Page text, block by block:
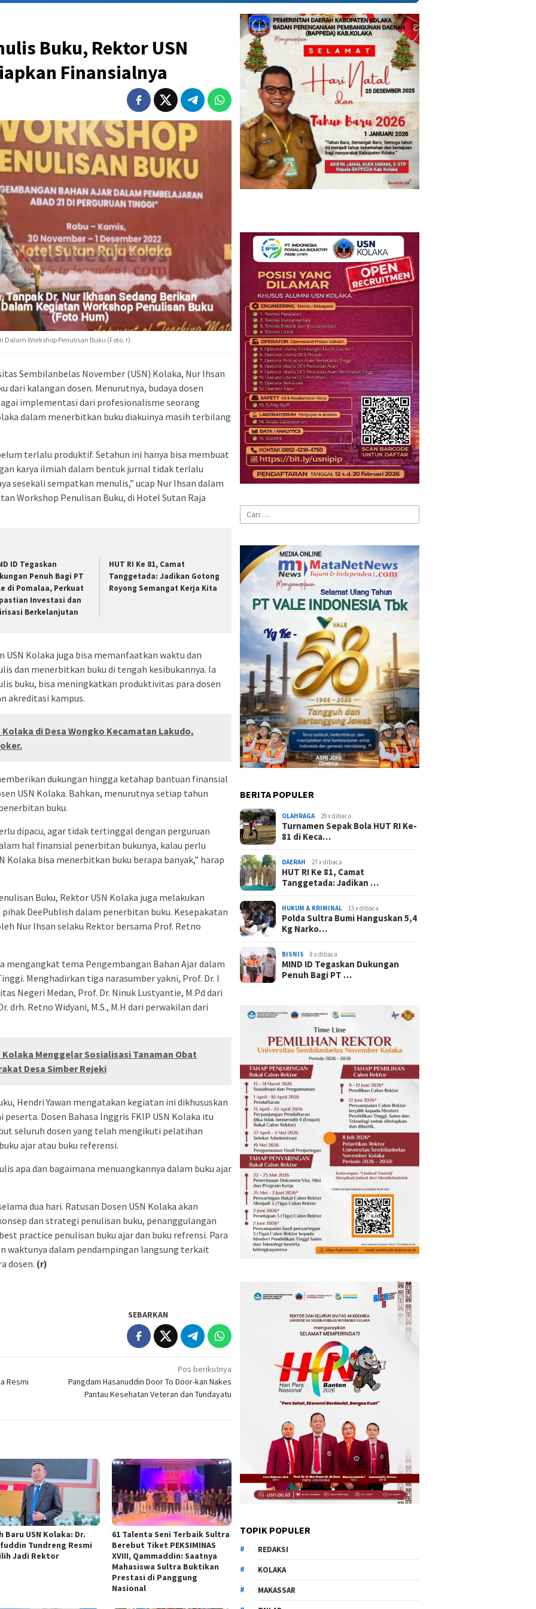
Buku, Rektor USN
Finansialnya
Workshop Penulisan Buku (Foto. r)
Sembilanbelas November (USN) Kolaka, Nur Ihsan
dari kalangan dosen. Menurutnya, budaya dosen
implementasi dari profesionalisme seorang
dalam menerbitkan buku diakuinya masih terbilang
terlalu produktif. Setahun ini hanya bisa membuat
karya ilmiah dalam bentuk jurnal tidak terlalu
sesekali sempatkan menulis,” ucap Nur Ihsan dalam
Workshop Penulisan Buku, di Hotel Sutan Raja
ID Tegaskan
Penuh Bagi PT
di Pomalaa, Perkuat
Investasi dan
Berkelanjutan
HUT RI Ke 81, Camat
Tanggetada: Jadikan Gotong
Royong Semangat Kerja Kita
USN Kolaka juga bisa memanfaatkan waktu dan
dan menerbitkan buku di tengah kesibukannya. Ia
buku, bisa meningkatkan produktivitas para dosen
akreditasi kampus.
Kolaka di Desa Wongko Kecamatan Lakudo,
dukungan hingga ketahap bantuan finansial
USN Kolaka. Bahkan, menurutnya setiap tahun
buku.
dipacu, agar tidak tertinggal dengan perguruan
hal finansial penerbitan bukunya, kalau perlu
Kolaka bisa menerbitkan buku berapa banyak,” harap
Buku, Rektor USN Kolaka juga melakukan
DeePublish dalam penerbitan buku. Kesepakatan
Nur Ihsan selaku Rektor bersama Prof. Retno
mengangkat tema Pengembangan Bahan Ajar dalam
Menghadirkan tiga narasumber yakni, Prof. Dr. I
Negeri Medan, Prof. Dr. Ninuk Lustyantie, M.Pd dari
drh. Retno Widyani, M.S., M.H dari perwakilan dari
Kolaka Menggelar Sosialisasi Tanaman Obat
Desa Simber Rejeki
Hendri Yawan mengatakan kegiatan ini dikhususkan
peserta. Dosen Bahasa Inggris FKIP USN Kolaka itu
seluruh dosen yang telah mengikuti pelatihan
ajar atau buku referensi.
apa dan bagaimana menuangkannya dalam buku ajar
dua hari. Ratusan Dosen USN Kolaka akan
dan strategi penulisan buku, penanggulangan
practice penulisan buku ajar dan buku refrensi. Para
waktunya dalam pendampingan langsung terkait
dosen. (r)
SEBARKAN
Resmi
Pos berikutnya
Pangdam Hasanuddin Door To Door-kan Nakes
Pantau Kesehatan Veteran dan Tundayatu
Baru USN Kolaka: Dr.
Tundreng Resmi
Jadi Rektor
61 Talenta Seni Terbaik Sultra
Berebut Tiket PEKSIMINAS
XVIII, Qammaddin: Saatnya
Mahasiswa Sultra Buktikan
Prestasi di Panggung
Nasional
Cari
untuk:
BERITA POPULER
OLAHRAGA 29 x dibaca
Turnamen Sepak Bola HUT RI Ke-
81 di Keca…
DAERAH 27 x dibaca
HUT RI Ke 81, Camat
Tanggetada: Jadikan …
HUKUM & KRIMINAL 15 x dibaca
Polda Sultra Bumi Hanguskan 5,4
Kg Narko…
BISNIS 8 x dibaca
MIND ID Tegaskan Dukungan
Penuh Bagi PT …
TOPIK POPULER
REDAKSI
KOLAKA
MAKASSAR